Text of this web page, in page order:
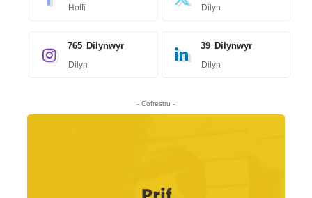
Hoffi Dilyn
765 Dilynwyr
Dilyn
39 Dilynwyr
Dilyn
- Cofrestru -